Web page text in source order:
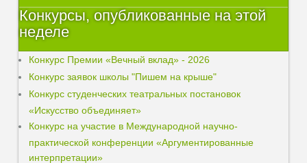
Конкурсы, опубликованные на этой
неделе
Конкурс Премии «Вечный вклад» - 2026
Конкурс заявок школы "Пишем на крыше"
Конкурс студенческих театральных постановок
«Искусство объединяет»
Конкурс на участие в Международной научно-
практической конференции «Аргументированные
интерпретации»